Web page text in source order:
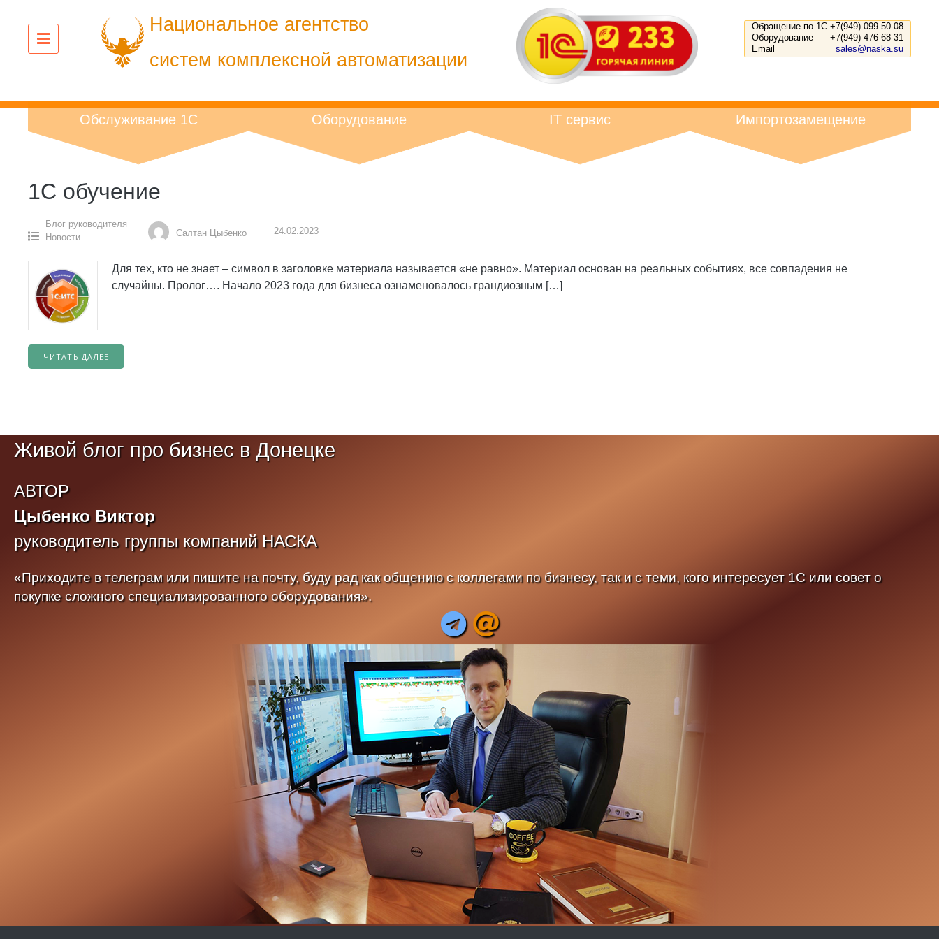
содержанию
Национальное агентство
систем комплексной автоматизации
Обращение по 1С +7(949) 099-50-08
Оборудование
+7(949) 476-68-31
Email
sales@naska.su
Обслуживание 1С Оборудование IT сервис Импортозамещение
1C обучение
Блог руководителя
Новости
Салтан Цыбенко 24.02.2023
Для тех, кто не знает – символ в заголовке материала называется «не равно». Материал основан на реальных событиях, все совпадения не
случайны. Пролог…. Начало 2023 года для бизнеса ознаменовалось грандиозным […]
ЧИТАТЬ ДАЛЕЕ
Живой блог про бизнес в Донецке
АВТОР
Цыбенко Виктор
руководитель группы компаний НАСКА
«Приходите в телеграм или пишите на почту, буду рад как общению с коллегами по бизнесу, так и с теми, кого интересует 1С или совет о
покупке сложного специализированного оборудования».